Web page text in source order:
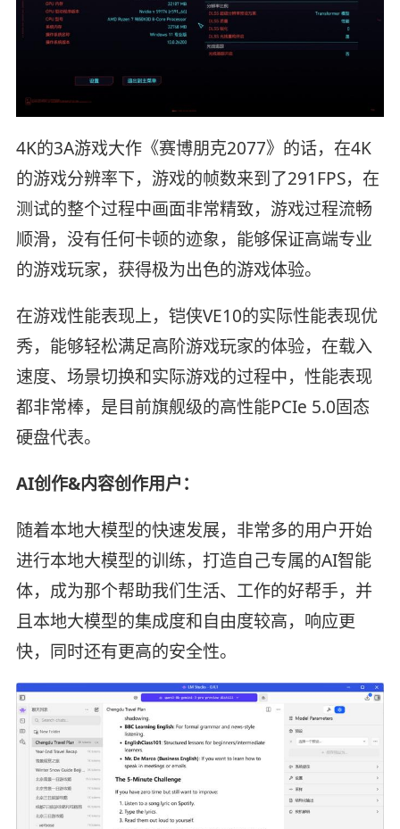
4K的3A游戏大作《赛博朋克2077》的话，在4K
的游戏分辨率下，游戏的帧数来到了291FPS，在
测试的整个过程中画面非常精致，游戏过程流畅
顺滑，没有任何卡顿的迹象，能够保证高端专业
的游戏玩家，获得极为出色的游戏体验。
在游戏性能表现上，铠侠VE10的实际性能表现优
秀，能够轻松满足高阶游戏玩家的体验，在载入
速度、场景切换和实际游戏的过程中，性能表现
都非常棒，是目前旗舰级的高性能PCIe 5.0固态
硬盘代表。
AI创作&内容创作用户：
随着本地大模型的快速发展，非常多的用户开始
进行本地大模型的训练，打造自己专属的AI智能
体，成为那个帮助我们生活、工作的好帮手，并
且本地大模型的集成度和自由度较高，响应更
快，同时还有更高的安全性。